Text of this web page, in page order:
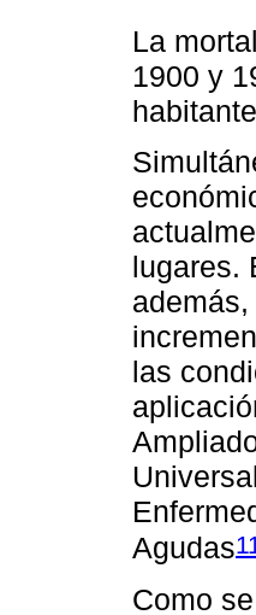
La
1900 y
lugares.
las
Agudas11
Como